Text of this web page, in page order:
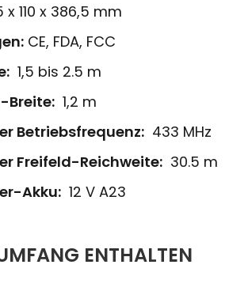
x 110 x 386,5 mm
CE, FDA, FCC
1,5 bis 2.5 m
Breite: 1,2 m
Betriebsfrequenz: 433 MHz
Freifeld-Reichweite: 30.5 m
Akku: 12 V A23
ENTHALTEN